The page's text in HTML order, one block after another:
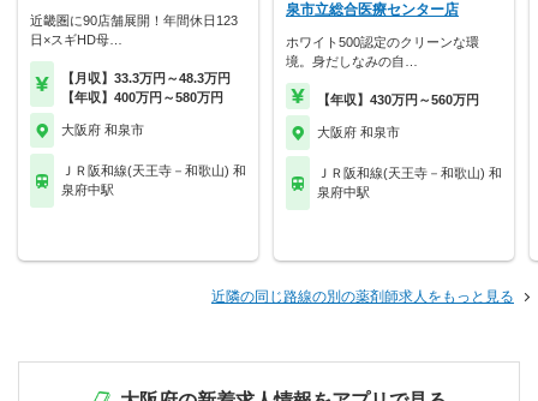
近畿圏に90店舗展開！年間休日123
日×スギHD母…
【月収】33.3万円～48.3万円
【年収】400万円～580万円
大阪府 和泉市
ＪＲ阪和線(天王寺－和歌山) 和
泉府中駅
泉市立総合医療センター店
ホワイト500認定のクリーンな環
境。身だしなみの自…
【年収】430万円～560万円
大阪府 和泉市
ＪＲ阪和線(天王寺－和歌山) 和
泉府中駅
近隣の同じ路線の別の薬剤師求人をもっと見る